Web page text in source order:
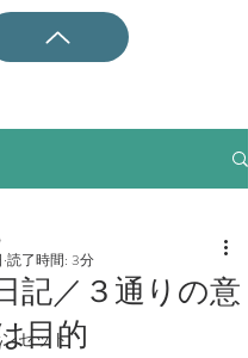
セット
記／３通りの意
目的
読了時間: 3分